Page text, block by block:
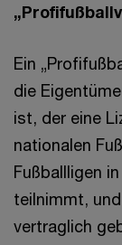
Ein
die
ist, der eine
nationalen
Fußballligen
teilnimmt,
vertraglich